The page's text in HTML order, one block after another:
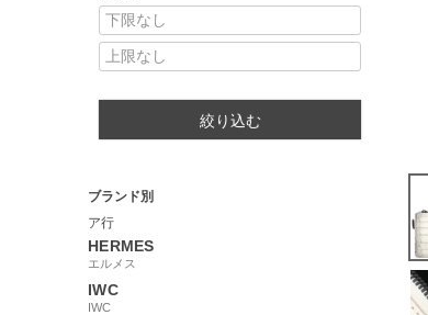
絞り込む
ブランド別
ア行
HERMES
エルメス
IWC
IWC